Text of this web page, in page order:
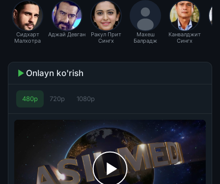
Сидхарт
Малхотра
Аджай Девган
Ракул Прит
Сингх
Махеш
Балрадж
Канвалджит
Сингх
Onlayn ko'rish
480p 720p 1080p